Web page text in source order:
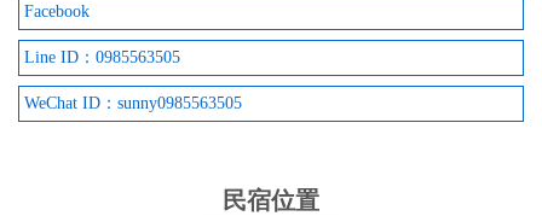
Facebook
Line ID：0985563505
WeChat ID：sunny0985563505
民宿位置